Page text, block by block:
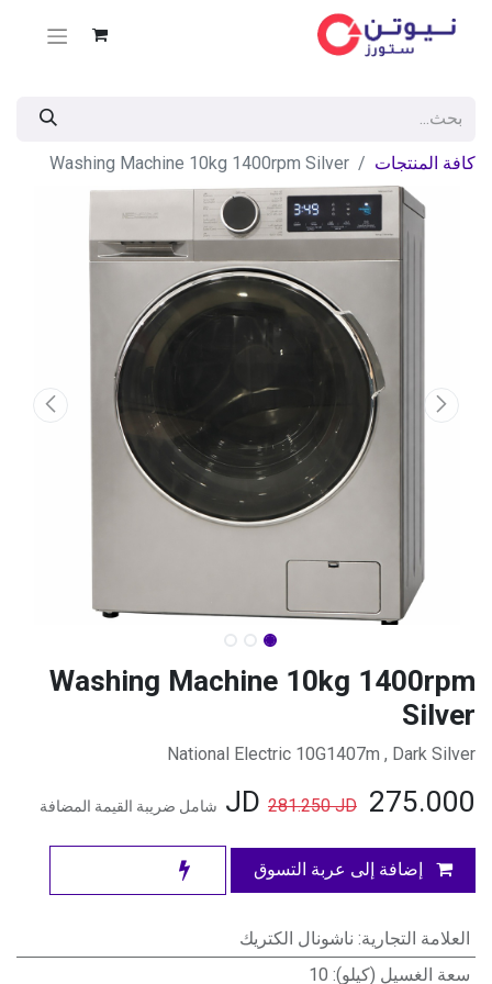
كافة المنتجات Washing Machine 10kg 1400rpm Silver
Washing Machine 10kg 1400rpm
Silver
National Electric 10G1407m , Dark Silver
275.000
281.250JD شامل ضريبة القيمة المضافة
إضافة إلى عربة التسوق
العلامة التجارية: ناشونال الكتريك
سعة الغسيل (كيلو):
10